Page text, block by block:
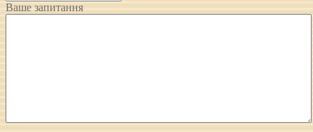
Ваше запитання